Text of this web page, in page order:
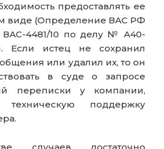
предоставлять ее
виде (Определение ВАС РФ
ВАС-4481/10 по делу № А40-
Если истец не сохранил
или удалил их, то он
в суде о запросе
переписки у компании,
техническую поддержку